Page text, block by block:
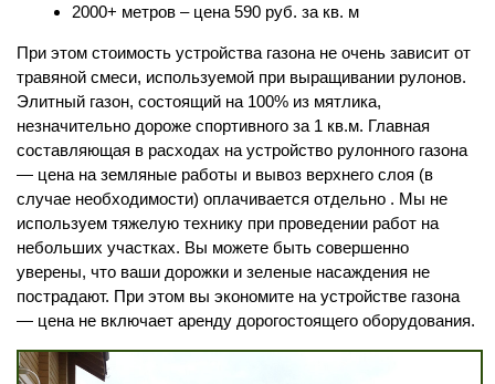
2000+ метров – цена 590 руб. за кв. м
При этом стоимость устройства газона не очень зависит от
травяной смеси, используемой при выращивании рулонов.
Элитный газон, состоящий на 100% из мятлика,
незначительно дороже спортивного за 1 кв.м. Главная
составляющая в расходах на устройство рулонного газона
— цена на земляные работы и вывоз верхнего слоя (в
случае необходимости) оплачивается отдельно . Мы не
используем тяжелую технику при проведении работ на
небольших участках. Вы можете быть совершенно
уверены, что ваши дорожки и зеленые насаждения не
пострадают. При этом вы экономите на устройстве газона
— цена не включает аренду дорогостоящего оборудования.